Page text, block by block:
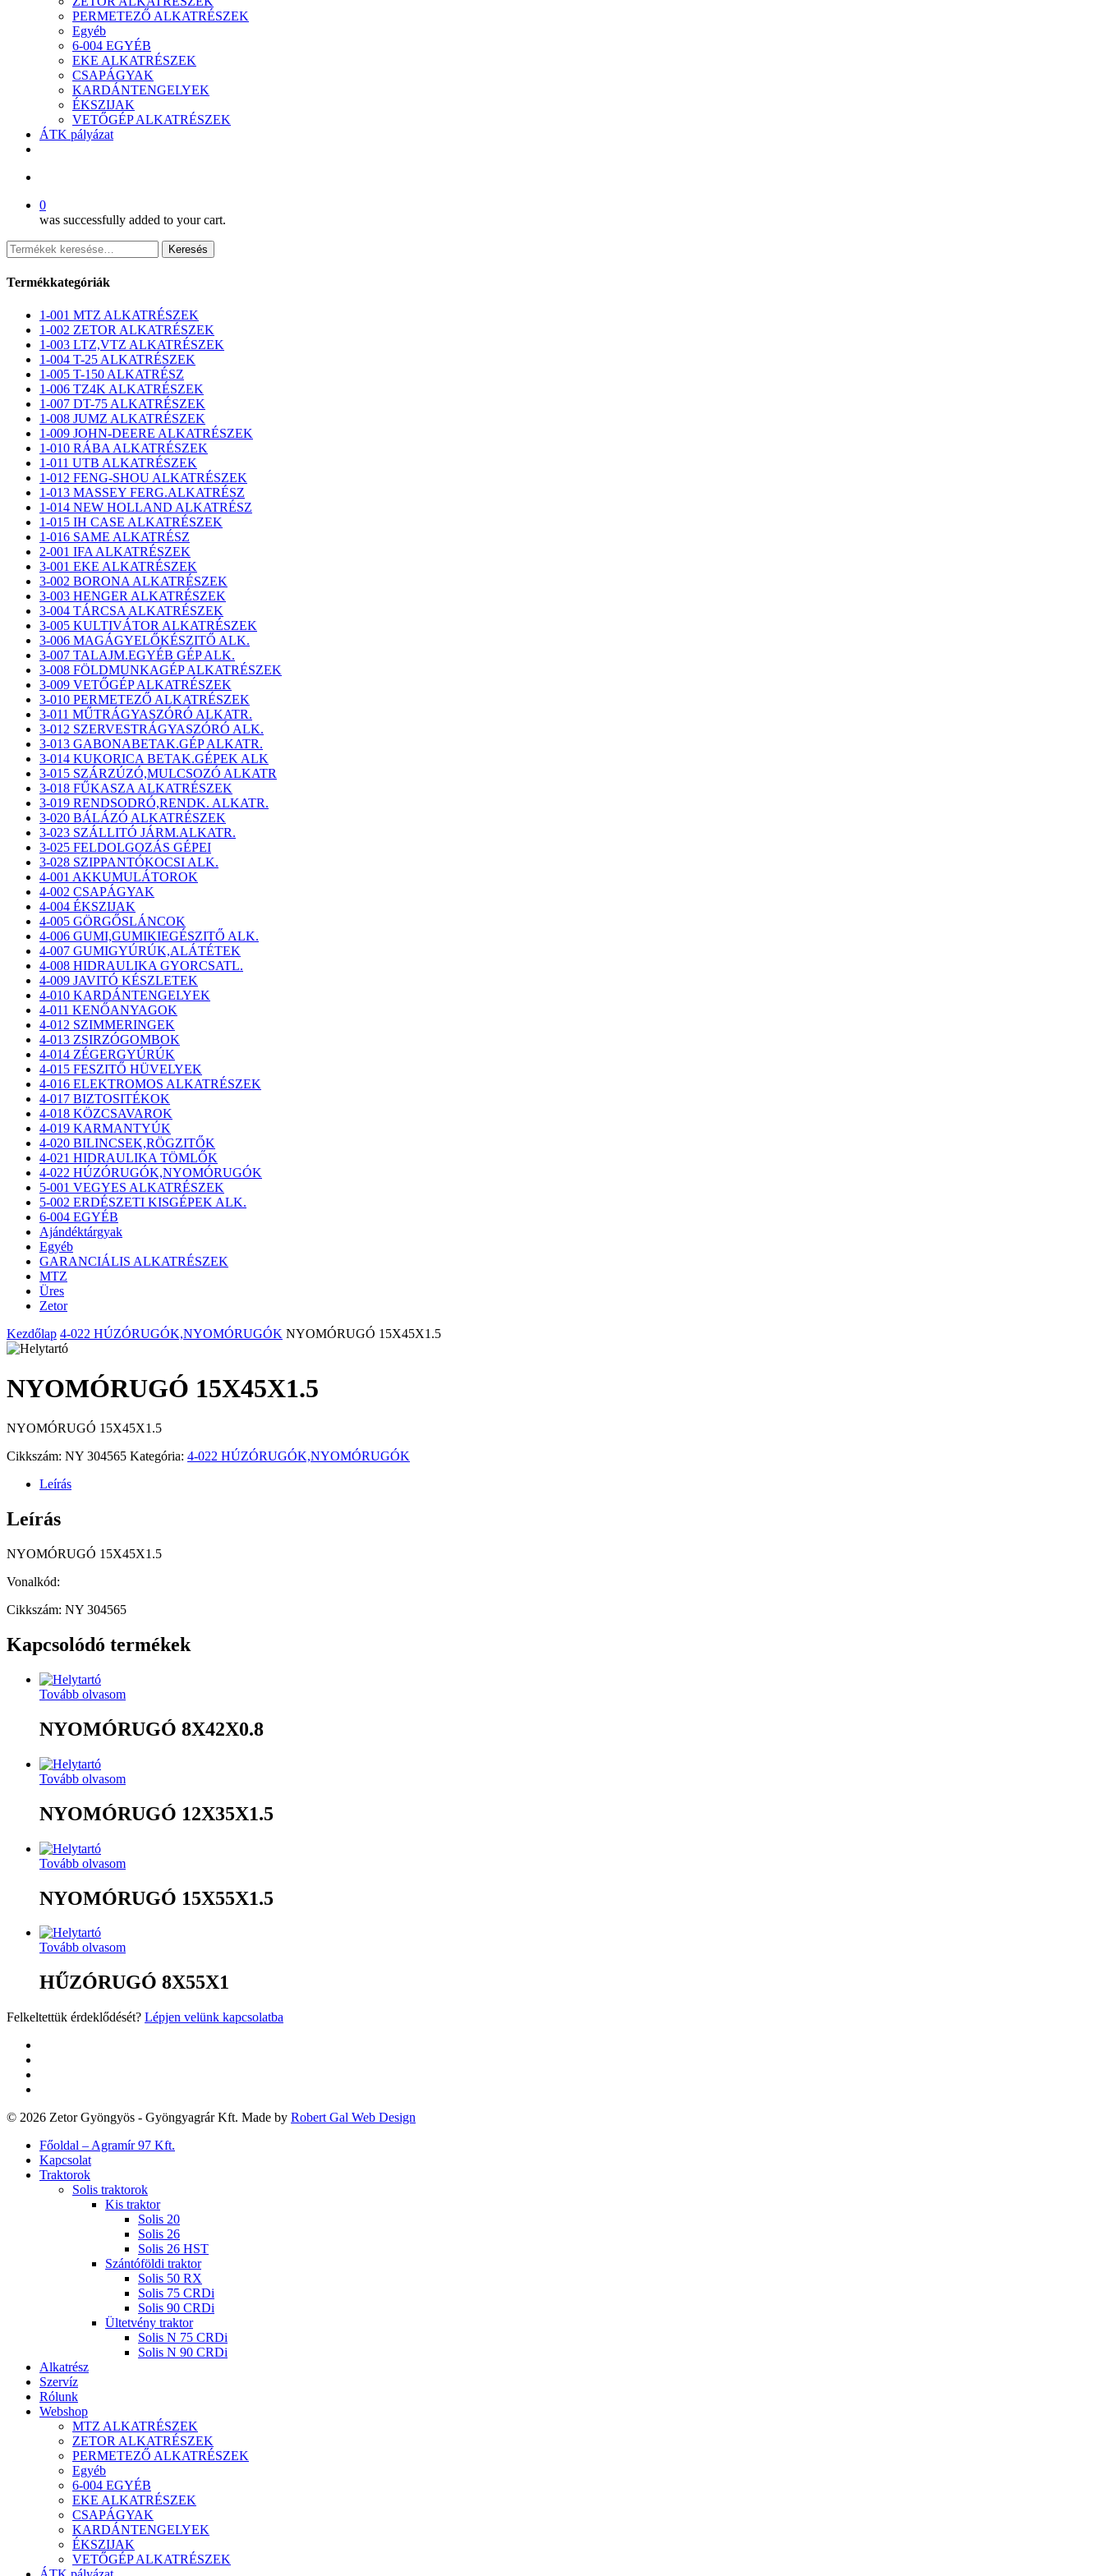
PERMETEZŐ ALKATRÉSZEK
Egyéb
6-004 EGYÉB
EKE ALKATRÉSZEK
CSAPÁGYAK
KARDÁNTENGELYEK
ÉKSZIJAK
VETŐGÉP ALKATRÉSZEK
ÁTK pályázat
0
was successfully added to your cart.
Keresés
a
következőre:
Keresés
Termékkategóriák
1-001 MTZ ALKATRÉSZEK
1-002 ZETOR ALKATRÉSZEK
1-003 LTZ,VTZ ALKATRÉSZEK
1-004 T-25 ALKATRÉSZEK
1-005 T-150 ALKATRÉSZ
1-006 TZ4K ALKATRÉSZEK
1-007 DT-75 ALKATRÉSZEK
1-008 JUMZ ALKATRÉSZEK
1-009 JOHN-DEERE ALKATRÉSZEK
1-010 RÁBA ALKATRÉSZEK
1-011 UTB ALKATRÉSZEK
1-012 FENG-SHOU ALKATRÉSZEK
1-013 MASSEY FERG.ALKATRÉSZ
1-014 NEW HOLLAND ALKATRÉSZ
1-015 IH CASE ALKATRÉSZEK
1-016 SAME ALKATRÉSZ
2-001 IFA ALKATRÉSZEK
3-001 EKE ALKATRÉSZEK
3-002 BORONA ALKATRÉSZEK
3-003 HENGER ALKATRÉSZEK
3-004 TÁRCSA ALKATRÉSZEK
3-005 KULTIVÁTOR ALKATRÉSZEK
3-006 MAGÁGYELŐKÉSZITŐ ALK.
3-007 TALAJM.EGYÉB GÉP ALK.
3-008 FÖLDMUNKAGÉP ALKATRÉSZEK
3-009 VETŐGÉP ALKATRÉSZEK
3-010 PERMETEZŐ ALKATRÉSZEK
3-011 MŰTRÁGYASZÓRÓ ALKATR.
3-012 SZERVESTRÁGYASZÓRÓ ALK.
3-013 GABONABETAK.GÉP ALKATR.
3-014 KUKORICA BETAK.GÉPEK ALK
3-015 SZÁRZÚZÓ,MULCSOZÓ ALKATR
3-018 FŰKASZA ALKATRÉSZEK
3-019 RENDSODRÓ,RENDK. ALKATR.
3-020 BÁLÁZÓ ALKATRÉSZEK
3-023 SZÁLLITÓ JÁRM.ALKATR.
3-025 FELDOLGOZÁS GÉPEI
3-028 SZIPPANTÓKOCSI ALK.
4-001 AKKUMULÁTOROK
4-002 CSAPÁGYAK
4-004 ÉKSZIJAK
4-005 GÖRGŐSLÁNCOK
4-006 GUMI,GUMIKIEGÉSZITŐ ALK.
4-007 GUMIGYÚRÚK,ALÁTÉTEK
4-008 HIDRAULIKA GYORCSATL.
4-009 JAVITÓ KÉSZLETEK
4-010 KARDÁNTENGELYEK
4-011 KENŐANYAGOK
4-012 SZIMMERINGEK
4-013 ZSIRZÓGOMBOK
4-014 ZÉGERGYÚRÚK
4-015 FESZITŐ HÜVELYEK
4-016 ELEKTROMOS ALKATRÉSZEK
4-017 BIZTOSITÉKOK
4-018 KÖZCSAVAROK
4-019 KARMANTYÚK
4-020 BILINCSEK,RÖGZITŐK
4-021 HIDRAULIKA TÖMLŐK
4-022 HÚZÓRUGÓK,NYOMÓRUGÓK
5-001 VEGYES ALKATRÉSZEK
5-002 ERDÉSZETI KISGÉPEK ALK.
6-004 EGYÉB
Ajándéktárgyak
Egyéb
GARANCIÁLIS ALKATRÉSZEK
MTZ
Üres
Zetor
Kezdőlap 4-022 HÚZÓRUGÓK,NYOMÓRUGÓK NYOMÓRUGÓ 15X45X1.5
NYOMÓRUGÓ 15X45X1.5
NYOMÓRUGÓ 15X45X1.5
Cikkszám: NY 304565 Kategória: 4-022 HÚZÓRUGÓK,NYOMÓRUGÓK
Leírás
Leírás
NYOMÓRUGÓ 15X45X1.5
Vonalkód:
Cikkszám: NY 304565
Kapcsolódó termékek
Tovább olvasom
NYOMÓRUGÓ 8X42X0.8
Tovább olvasom
NYOMÓRUGÓ 12X35X1.5
Tovább olvasom
NYOMÓRUGÓ 15X55X1.5
Tovább olvasom
HŰZÓRUGÓ 8X55X1
Felkeltettük érdeklődését? Lépjen velünk kapcsolatba
© 2026 Zetor Gyöngyös - Gyöngyagrár Kft. Made by Robert Gal Web Design
Close
Menu
Főoldal – Agramír 97 Kft.
Kapcsolat
Traktorok
Solis traktorok
Kis traktor
Solis 20
Solis 26
Solis 26 HST
Szántóföldi traktor
Solis 50 RX
Solis 75 CRDi
Solis 90 CRDi
Ültetvény traktor
Solis N 75 CRDi
Solis N 90 CRDi
Alkatrész
Szervíz
Rólunk
Webshop
MTZ ALKATRÉSZEK
ZETOR ALKATRÉSZEK
PERMETEZŐ ALKATRÉSZEK
Egyéb
6-004 EGYÉB
EKE ALKATRÉSZEK
CSAPÁGYAK
KARDÁNTENGELYEK
ÉKSZIJAK
VETŐGÉP ALKATRÉSZEK